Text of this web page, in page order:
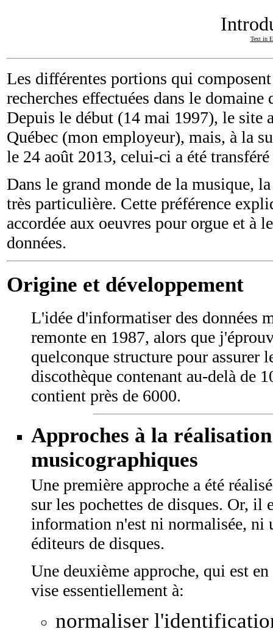
Text in
Les différentes portions qui
recherches effectuées dans le
Depuis le début (14 mai 1997), le site
Québec (mon employeur), mais, à la
le 24 août 2013, celui-ci a été
Dans le grand monde de la musique,
très particulière. Cette préférence
accordée aux oeuvres pour orgue et à
données.
Origine et développement
L'idée d'informatiser des données
remonte en 1987, alors que
quelconque structure pour assurer
discothèque contenant au-delà de
contient près de 6000.
Approches à la réalisation
musicographiques
Une première approche a été
sur les pochettes de disques. Or, il
information n'est ni normalisée, ni
éditeurs de disques.
Une deuxième approche, qui est
vise essentiellement à:
normaliser